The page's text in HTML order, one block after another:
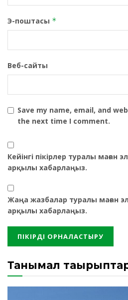
Э-поштасы *
Веб-сайты
Save my name, email, and
the next time I comment.
Кейінгі пікірлер туралы
арқылы хабарлаңыз.
Жаңа жазбалар туралы маған
арқылы хабарлаңыз.
Танымал